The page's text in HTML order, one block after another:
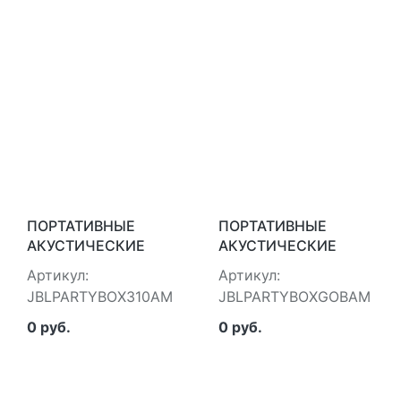
ПОРТАТИВНЫЕ
АКУСТИЧЕСКИЕ
СИСТЕМЫ JBL
JBLPARTYBOX310AM
Артикул:
JBLPARTYBOX310AM
0 руб.
ПОРТАТИВНЫЕ
АКУСТИЧЕСКИЕ
СИСТЕМЫ JBL
JBLPARTYBOXGOBAM
Артикул:
JBLPARTYBOXGOBAM
0 руб.